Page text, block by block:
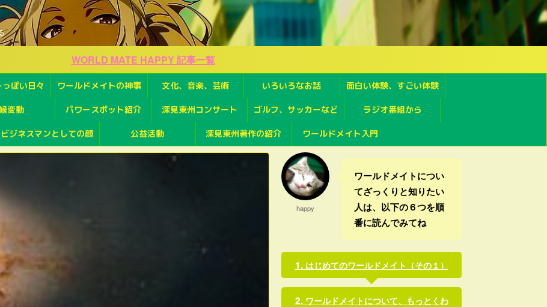
WORLD MATE HAPPY 記事一覧
ぽい日々 ワールドメイトの神事 文化、音楽、芸術 いろいろなお話 面白い体験、すごい体験
変動 パワースポット紹介 深見東州コンサート ゴルフ、サッカーなど ラジオ番組から
ビジネスマンとしての顔 公益活動 深見東州著作の紹介 ワールドメイト入門
happy
ワールドメイトについ
てざっくりと知りたい
人は、以下の６つを順
番に読んでみてね
はじめてのワールドメイト（その１）
ワールドメイトについて、もっとくわ